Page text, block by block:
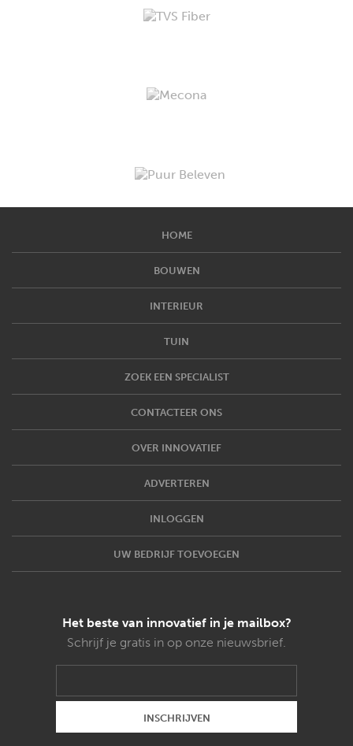
HOME
BOUWEN
INTERIEUR
TUIN
ZOEK EEN SPECIALIST
CONTACTEER ONS
OVER INNOVATIEF
ADVERTEREN
INLOGGEN
UW BEDRIJF TOEVOEGEN
Het beste van innovatief in je mailbox?
Schrijf je gratis in op onze nieuwsbrief.